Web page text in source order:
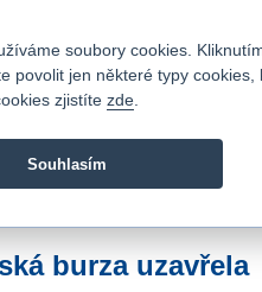
Fio banka je moderní česká banka.
burza uzavřela
soubory cookies.
povolit jen některé typy
zjistíte zde
Souhlasím